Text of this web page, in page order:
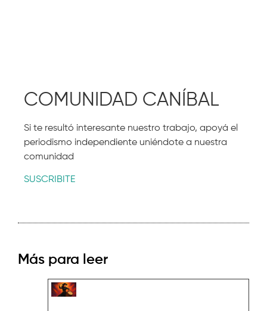
COMUNIDAD CANÍBAL
Si te resultó interesante nuestro trabajo, apoyá el
periodismo independiente uniéndote a nuestra
comunidad
SUSCRIBITE
Más para leer